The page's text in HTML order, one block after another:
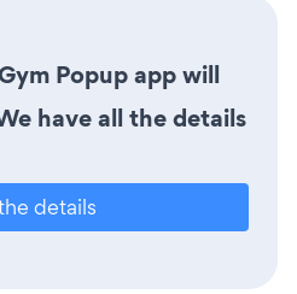
Popup app will
have all the details
details